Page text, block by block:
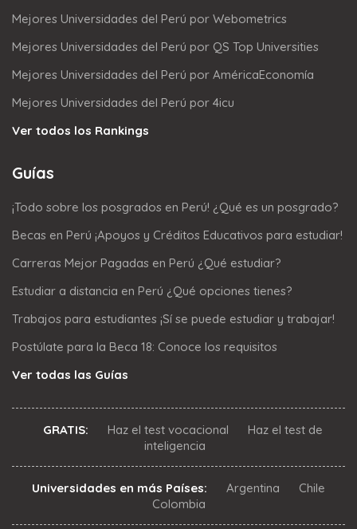
Mejores Universidades del Perú por Webometrics
Mejores Universidades del Perú por QS Top Universities
Mejores Universidades del Perú por AméricaEconomía
Mejores Universidades del Perú por 4icu
Ver todos los Rankings
Guías
¡Todo sobre los posgrados en Perú! ¿Qué es un posgrado?
Becas en Perú ¡Apoyos y Créditos Educativos para estudiar!
Carreras Mejor Pagadas en Perú ¿Qué estudiar?
Estudiar a distancia en Perú ¿Qué opciones tienes?
Trabajos para estudiantes ¡Sí se puede estudiar y trabajar!
Postúlate para la Beca 18: Conoce los requisitos
Ver todas las Guías
GRATIS: Haz el test vocacional
Haz el test de
inteligencia
Universidades en más Países: Argentina
Chile
Colombia